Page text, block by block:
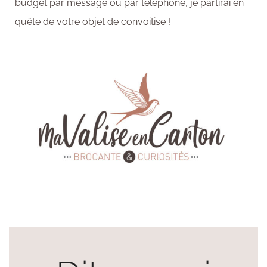
budget par message ou par téléphone, je partirai en
quête de votre objet de convoitise !